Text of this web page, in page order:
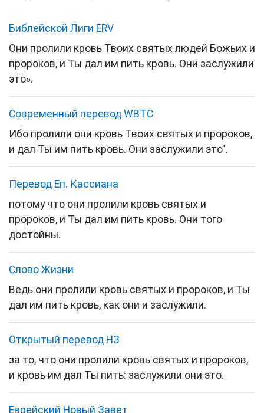
Библейской Лиги ERV
Они пролили кровь Твоих святых людей Божьих и
пророков, и Ты дал им пить кровь. Они заслужили
это».
Cовременный перевод WBTC
Ибо пролили они кровь Твоих святых и пророков,
и дал Ты им пить кровь. Они заслужили это".
Перевод Еп. Кассиана
потому что они пролили кровь святых и
пророков, и Ты дал им пить кровь. Они того
достойны.
Слово Жизни
Ведь они пролили кровь святых и пророков, и Ты
дал им пить кровь, как они и заслужили.
Открытый перевод НЗ
за то, что они пролили кровь святых и пророков,
и кровь им дал Ты пить: заслужили они это.
Еврейский Новый Завет